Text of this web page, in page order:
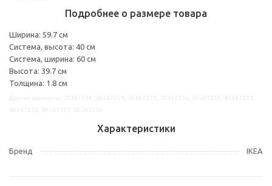
Подробнее о размере товара
Ширина: 59.7 см
Система, высота: 40 см
Система, ширина: 60 см
Высота: 39.7 см
Толщина: 1.8 см
Характеристики
Бренд IKEA